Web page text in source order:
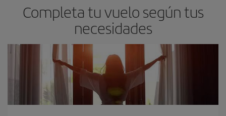
Completa tu vuelo según tus
necesidades